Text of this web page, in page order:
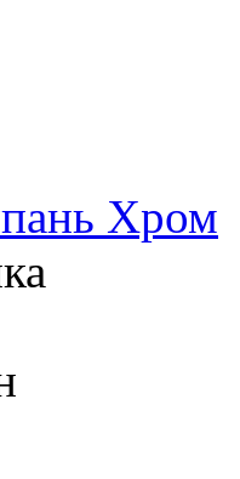
Хром